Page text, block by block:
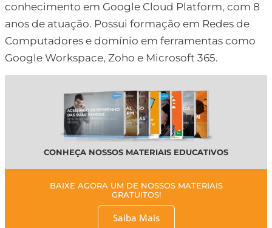
conhecimento em Google Cloud Platform, com 8
anos de atuação. Possui formação em Redes de
Computadores e domínio em ferramentas como
Google Workspace, Zoho e Microsoft 365.
CONHEÇA NOSSOS MATERIAIS EDUCATIVOS
BAIXE AGORA UM DE NOSSOS MATERIAIS
GRATUITOS!
Saiba Mais